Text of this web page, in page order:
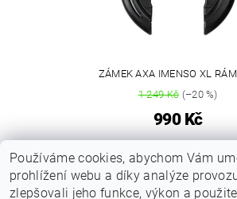
ZÁMEK AXA IMENSO XL
1 249 Kč(–20 %)
990 Kč
1položek celkem
Používáme cookies, abychom Vám
prohlížení webu a díky analýze
zlepšovali jeho funkce, výkon a